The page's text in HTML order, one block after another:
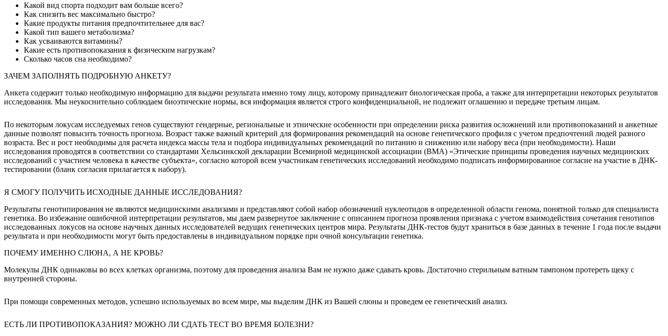
Какой вид спорта подходит вам больше всего?
Как снизить вес максимально быстро?
Какие продукты питания предпочтительнее для вас?
Какой тип вашего метаболизма?
Как усваиваются витамины?
Какие есть противопоказания к физическим нагрузкам?
Сколько часов сна необходимо?
ЗАЧЕМ ЗАПОЛНЯТЬ ПОДРОБНУЮ АНКЕТУ?
Анкета содержит только необходимую информацию для выдачи результата именно тому лицу, которому принадлежит биологическая проба, а также для интерпретации некоторых результатов
исследования. Мы неукоснительно соблюдаем биоэтические нормы, вся информация является строго конфиденциальной, не подлежит оглашению и передаче третьим лицам.
По некоторым локусам исследуемых генов существуют гендерные, региональные и этнические особенности при определении риска развития осложнений или противопоказаний и анкетные
данные позволят повысить точность прогноза. Возраст также важный критерий для формирования рекомендаций на основе генетического профиля с учетом предпочтений людей разного
возраста. Вес и рост необходимы для расчета индекса массы тела и подбора индивидуальных рекомендаций по питанию и снижению или набору веса (при необходимости). Наши
исследования проводятся в соответствии со стандартами Хельсинкской декларации Всемирной медицинской ассоциации (ВМА) «Этические принципы проведения научных медицинских
исследований с участием человека в качестве субъекта», согласно которой всем участникам генетических исследований необходимо подписать информированное согласие на участие в ДНК-
тестировании (бланк согласия прилагается к набору).
Я СМОГУ ПОЛУЧИТЬ ИСХОДНЫЕ ДАННЫЕ ИССЛЕДОВАНИЯ?
Результаты генотипирования не являются медицинскими анализами и представляют собой набор обозначений нуклеотидов в определенной области генома, понятной только для специалиста
генетика. Во избежание ошибочной интерпретации результатов, мы даем развернутое заключение с описанием прогноза проявления признака с учетом взаимодействия сочетания генотипов
исследованных локусов на основе научных данных исследователей ведущих генетических центров мира. Результаты ДНК-тестов будут храниться в базе данных в течение 1 года после выдачи
результата и при необходимости могут быть предоставлены в индивидуальном порядке при очной консультации генетика.
ПОЧЕМУ ИМЕННО СЛЮНА, А НЕ КРОВЬ?
Молекулы ДНК одинаковы во всех клетках организма, поэтому для проведения анализа Вам не нужно даже сдавать кровь. Достаточно стерильным ватным тампоном протереть щеку с
внутренней стороны.
При помощи современных методов, успешно используемых во всем мире, мы выделим ДНК из Вашей слюны и проведем ее генетический анализ.
ЕСТЬ ЛИ ПРОТИВОПОКАЗАНИЯ? МОЖНО ЛИ СДАТЬ ТЕСТ ВО ВРЕМЯ БОЛЕЗНИ?